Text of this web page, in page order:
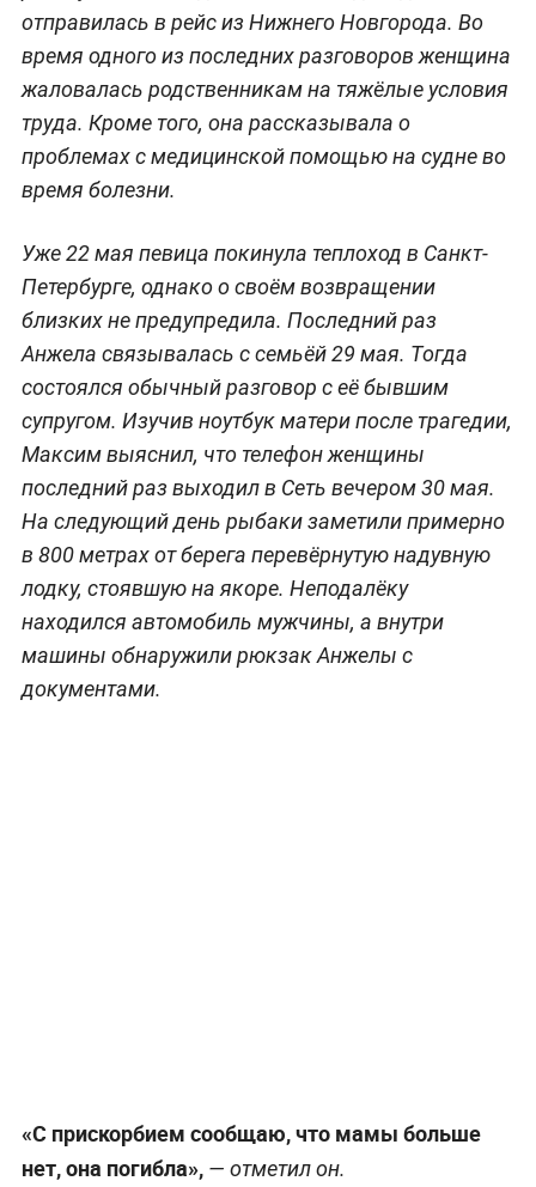
отправилась в рейс из Нижнего Новгорода. Во
время одного из последних разговоров женщина
жаловалась родственникам на тяжёлые условия
труда. Кроме того, она рассказывала о
проблемах с медицинской помощью на судне во
время болезни.
Уже 22 мая певица покинула теплоход в Санкт-
Петербурге, однако о своём возвращении
близких не предупредила. Последний раз
Анжела связывалась с семьёй 29 мая. Тогда
состоялся обычный разговор с её бывшим
супругом. Изучив ноутбук матери после трагедии,
Максим выяснил, что телефон женщины
последний раз выходил в Сеть вечером 30 мая.
На следующий день рыбаки заметили примерно
в 800 метрах от берега перевёрнутую надувную
лодку, стоявшую на якоре. Неподалёку
находился автомобиль мужчины, а внутри
машины обнаружили рюкзак Анжелы с
документами.
«С прискорбием сообщаю, что мамы больше
нет, она погибла»,— отметил он.